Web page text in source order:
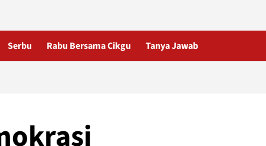
Serbu Rabu Bersama Cikgu Tanya Jawab